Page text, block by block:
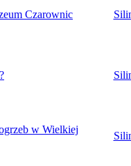
Czarownic
w Wielkiej